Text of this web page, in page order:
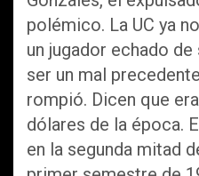
polémico. La UC ya
un jugador echado
ser un mal
rompió. Dicen que
dólares de la época.
en la segunda mitad